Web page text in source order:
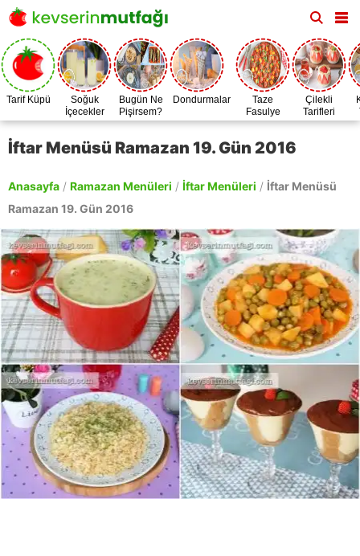
Tarif Küpü
Soğuk
İçecekler
Bugün Ne
Pişirsem?
Dondurmalar
Taze
Fasulye
Zamanı
Çilekli
Tarifleri
İftar Menüsü Ramazan 19. Gün 2016
Anasayfa / Ramazan Menüleri / İftar Menüleri / İftar Menüsü
Ramazan 19. Gün 2016